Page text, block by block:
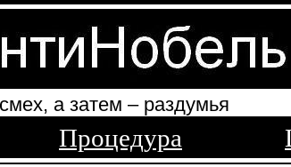
а затем – раздумья
Процедура